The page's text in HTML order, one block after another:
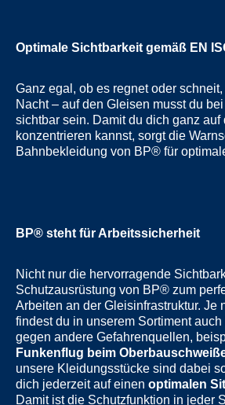
Optimale Sichtbarkeit gemäß EN
Ganz egal, ob es regnet oder
Nacht – auf den Gleisen musst du
sichtbar sein. Damit du dich ganz auf
konzentrieren kannst, sorgt die
Bahnbekleidung von BP® für
BP® steht für Arbeitssicherheit
Nicht nur die hervorragende
Schutzausrüstung von BP® zum
Arbeiten an der Gleisinfrastruktur. Je
findest du in unserem Sortiment
gegen andere Gefahrenquellen,
Funkenflug beim
unsere Kleidungsstücke sind dabei
dich jederzeit auf einen optimalen
Damit ist die Schutzfunktion in jeder